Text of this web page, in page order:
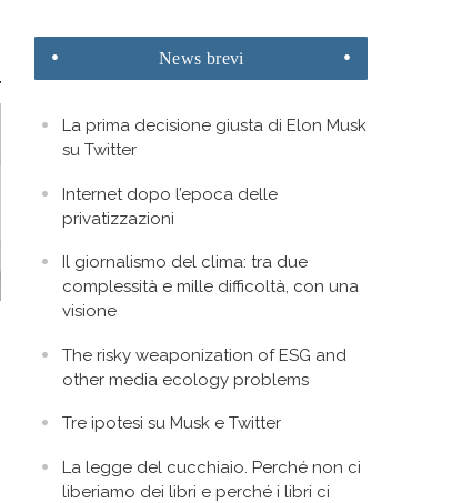
News brevi
La prima decisione giusta di Elon Musk
su Twitter
Internet dopo l’epoca delle
privatizzazioni
Il giornalismo del clima: tra due
complessità e mille difficoltà, con una
visione
The risky weaponization of ESG and
other media ecology problems
Tre ipotesi su Musk e Twitter
La legge del cucchiaio. Perché non ci
liberiamo dei libri e perché i libri ci